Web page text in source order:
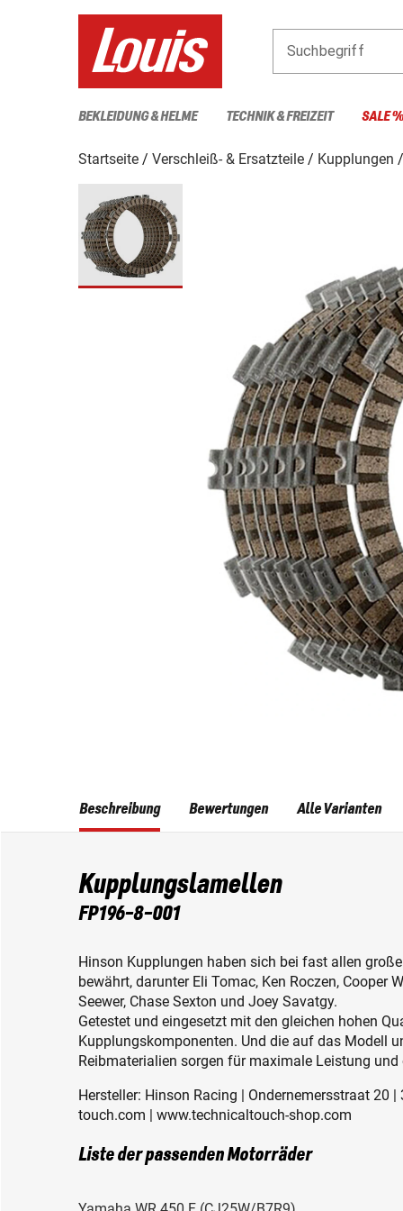
Suchbegriff
BEKLEIDUNG & HELME TECHNIK & FREIZEIT SALE %
Startseite Verschleiß- & Ersatzteile Kupplungen
Beschreibung
Kupplungslamellen
FP196-8-001
Hinson Kupplungen haben sich bei fast allen
bewährt, darunter Eli Tomac, Ken Roczen, Cooper
Seewer, Chase Sexton und Joey Savatgy.
Getestet und eingesetzt mit den gleichen hohen
Kupplungskomponenten. Und die auf das Modell
Reibmaterialien sorgen für maximale Leistung
Hersteller: Hinson Racing | Ondernemersstraat 20
touch.com | www.technicaltouch-shop.com
Liste der passenden Motorräder
Bewertungen Alle Varianten